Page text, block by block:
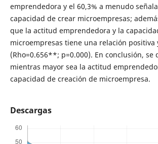
emprendedora y el 60,3% a menudo
capacidad de crear microempresas;
que la actitud emprendedora y la
microempresas tiene una relación positiva
(Rho=0.656**; p=0.000). En conclusión, se
mientras mayor sea la actitud
capacidad de creación de microempresa.
Descargas